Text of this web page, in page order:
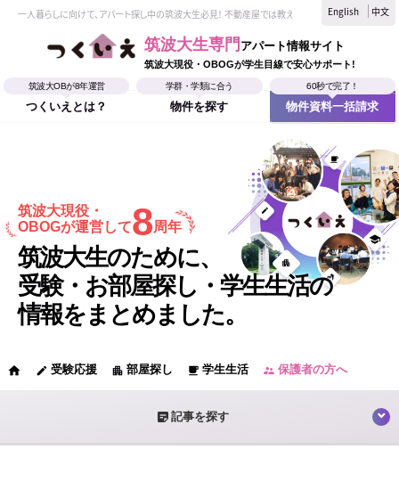
一人暮らしに向けて、アパート探し中の筑波大生必見！ 不動産屋では教えてくれない、筑波大生なら
English 中文
筑波大生専門 アパート情報サイト
筑波大現役・OBOGが学生目線で安心サポート!
筑波大OBが8年運営
つくいえとは？
学群・学類に合う
物件を探す
60秒で完了！
物件資料一括請求
筑波大現役・
OBOGが運営して8周年
筑波大生のために、
受験・お部屋探し・学生生活の
情報をまとめました。
home edit 受験応援 apartment 部屋探し local_cafe 学生生活 supervisor_account 保護者の方へ
sticky_note_2 記事を探す